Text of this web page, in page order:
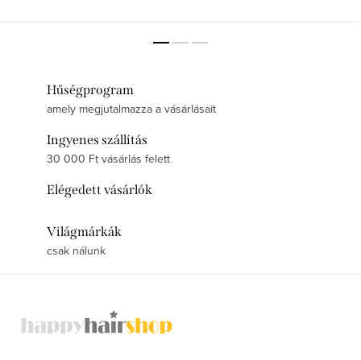
Hűségprogram
amely megjutalmazza a vásárlásait
Ingyenes szállítás
30 000 Ft vásárlás felett
Elégedett vásárlók
Világmárkák
csak nálunk